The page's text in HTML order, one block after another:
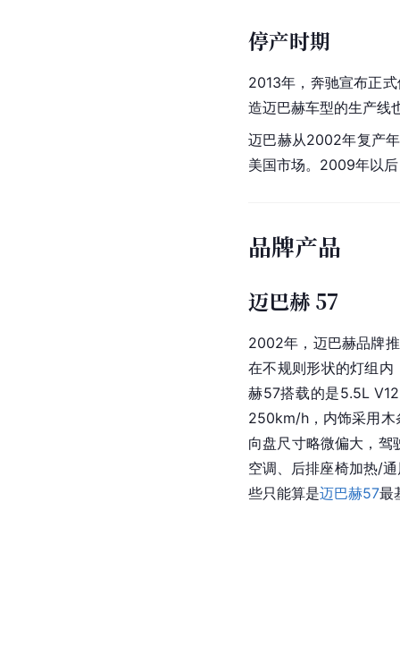
停产时期
2013年，奔驰宣布正
造迈巴赫车型的生产线
迈巴赫从2002年复产
美国市场。2009年以
品牌产品
迈巴赫 57
2002年，迈巴赫品牌
在不规则形状的灯组
赫57搭载的是5.5L
250km/h，内饰采用木
向盘尺寸略微偏大，驾
空调、后排座椅加热/
些只能算是迈巴赫57最